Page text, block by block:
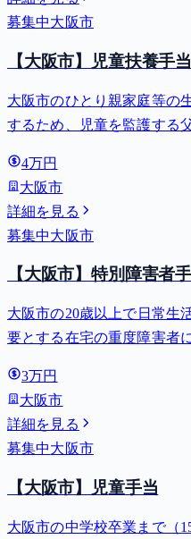
募集中大阪市
【大阪市】児童扶養手当
大阪市のひとり親家庭等の
するため、児童を監護する
4万円
大阪市
詳細を見る
募集中大阪市
【大阪市】特別障害者
大阪市の20歳以上で日常生
要とする在宅の重度障害者
3万円
大阪市
詳細を見る
募集中大阪市
【大阪市】児童手当
大阪市の中学校卒業まで（